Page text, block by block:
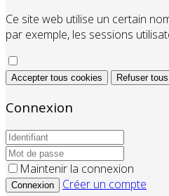
Ce site web utilise un certain
par exemple, les sessions
Accepter tous cookies Refuser
Connexion
Maintenir la connexion
Connexion
Créer un compte